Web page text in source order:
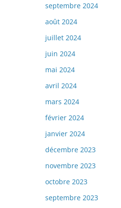
septembre 2024
août 2024
juillet 2024
juin 2024
mai 2024
avril 2024
mars 2024
février 2024
janvier 2024
décembre 2023
novembre 2023
octobre 2023
septembre 2023